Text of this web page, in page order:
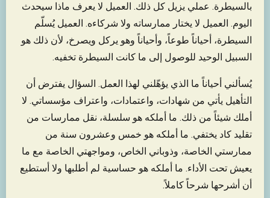
بالسيطرة. عملي يزيل كل ذلك. العميل لا يعرف ماذا سيحدث
اليوم. العميل لا يختار ممارساته ولا شركاءه. العميل يُسلّم
السيطرة، أحياناً طوعاً، وأحياناً وهو يركل ويصرخ، لأن ذلك هو
السبيل الوحيد للوصول إلى ما كانت السيطرة تخفيه.
يُسألني أحياناً ما الذي يؤهّلني لهذا العمل. السؤال يفترض أن
التأهيل يأتي من شهادات، واعتمادات، واعتراف مؤسساتي. لا
أملك شيئاً من ذلك. ما أملكه هو سلسلة، نقل ممارسات من
تقليد كاد يختفي. ما أملكه هو خمس وعشرون سنة من
ممارستي الخاصة، وذوباني الخاص، ومواجهتي الخاصة مع ما
يعيش تحت الأداء. ما أملكه هو حساسية لم أطلبها ولا أستطيع
أن أشرحها شرحاً كاملاً.